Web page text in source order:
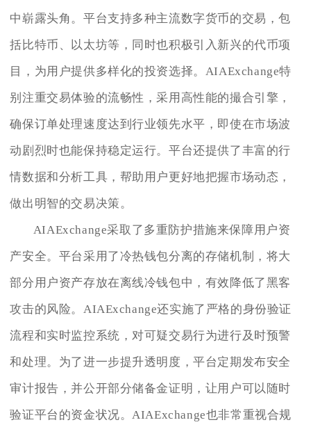
中崭露头角。平台支持多种主流数字货币的交易，包
括比特币、以太坊等，同时也积极引入新兴的代币项
目，为用户提供多样化的投资选择。AIAExchange特
别注重交易体验的流畅性，采用高性能的撮合引擎，
确保订单处理速度达到行业领先水平，即使在市场波
动剧烈时也能保持稳定运行。平台还提供了丰富的行
情数据和分析工具，帮助用户更好地把握市场动态，
做出明智的交易决策。
AIAExchange采取了多重防护措施来保障用户资
产安全。平台采用了冷热钱包分离的存储机制，将大
部分用户资产存放在离线冷钱包中，有效降低了黑客
攻击的风险。AIAExchange还实施了严格的身份验证
流程和实时监控系统，对可疑交易行为进行及时预警
和处理。为了进一步提升透明度，平台定期发布安全
审计报告，并公开部分储备金证明，让用户可以随时
验证平台的资金状况。AIAExchange也非常重视合规